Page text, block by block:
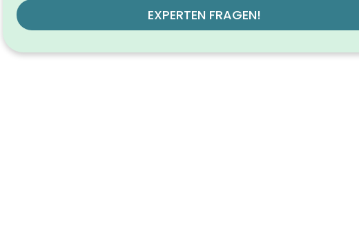
EXPERTEN FRAGEN!